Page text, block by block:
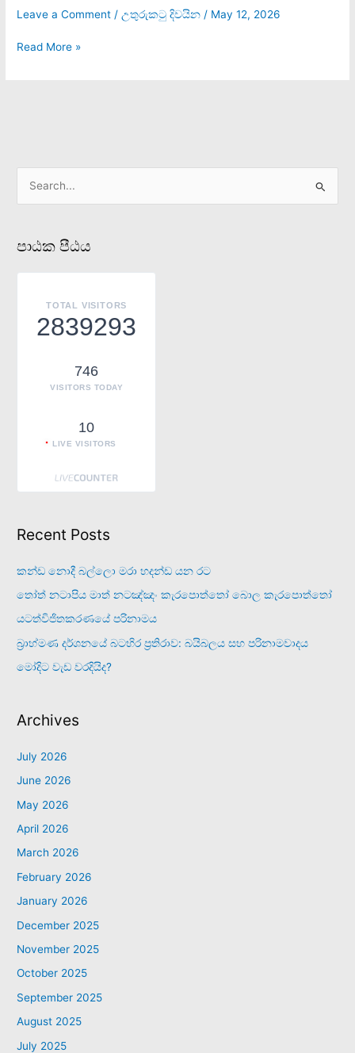
Leave a Comment /උතුරුකටු දිවයින / May 12, 2026
Read More »
r
c
පාඨක පීඨය
TOTAL VISITORS
2839293
746
VISITORS TODAY
10
LIVE VISITORS
Recent Posts
කන්ඩ නොදී බල්ලො මරා හදන්ඩ යන රට
තෝත් නටාපිය මාත් නටඤ්ඤං කැරපොත්තෝ බොල කැරපොත්තෝ
යටත්විජිතකරණයේ පරිනාමය
බ්‍රාහ්මණ දර්ශනයේ බටහිර ප්‍රතිරාව: බයිබලය සහ පරිනාමවාදය
මෝදිට වැඩ වරදියිද?
Archives
July 2026
June 2026
May 2026
April 2026
March 2026
February 2026
January 2026
December 2025
November 2025
October 2025
September 2025
August 2025
July 2025